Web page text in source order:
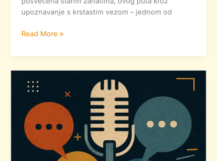
upoznavanje s krstastim vezom – jednom od
Read More »
na